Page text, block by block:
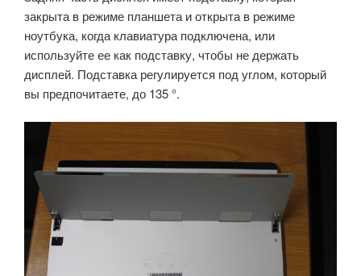
закрыта в режиме планшета и открыта в режиме
ноутбука, когда клавиатура подключена, или
используйте ее как подставку, чтобы не держать
дисплей. Подставка регулируется под углом, который
вы предпочитаете, до 135 °.